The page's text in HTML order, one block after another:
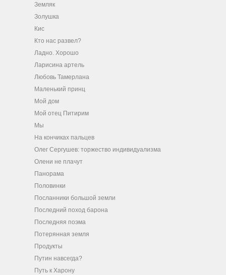
Земляк
Золушка
Кис
Кто нас развел?
Ладно. Хорошо
Ларисина артель
Любовь Тамерлана
Маленький принц
Мой дом
Мой отец Питирим
Мы
На кончиках пальцев
Олег Сергушев: торжество индивидуализма
Олени не плачут
Панорама
Половинки
Посланники большой земли
Последний поход барона
Последняя поэма
Потерянная земля
Продукты
Путин навсегда?
Путь к Харону